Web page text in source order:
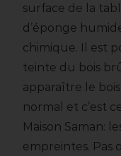
surface de la
d’éponge
chimique. Il est
teinte du bois
apparaître le
normal et c’est
Maison Saman:
empreintes. Pas